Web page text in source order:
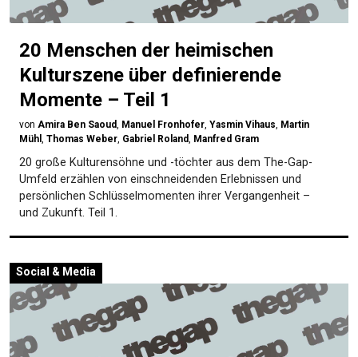
20 Menschen der heimischen
Kulturszene über definierende
Momente – Teil 1
von Amira Ben Saoud Manuel Fronhofer Yasmin Vihaus Martin
Mühl
Thomas Weber Gabriel Roland Manfred Gram
20 große Kulturensöhne und -töchter aus dem The-Gap-
Umfeld erzählen von einschneidenden Erlebnissen und
persönlichen Schlüsselmomenten ihrer Vergangenheit –
und Zukunft. Teil 1.
Social & Media